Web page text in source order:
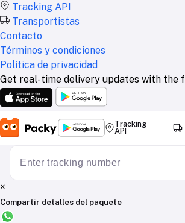
Tracking API
Transportistas
Contacto
Términos y condiciones
Política de privacidad
Get real-time delivery updates with the
Tracking
API
×
Compartir detalles del paquete